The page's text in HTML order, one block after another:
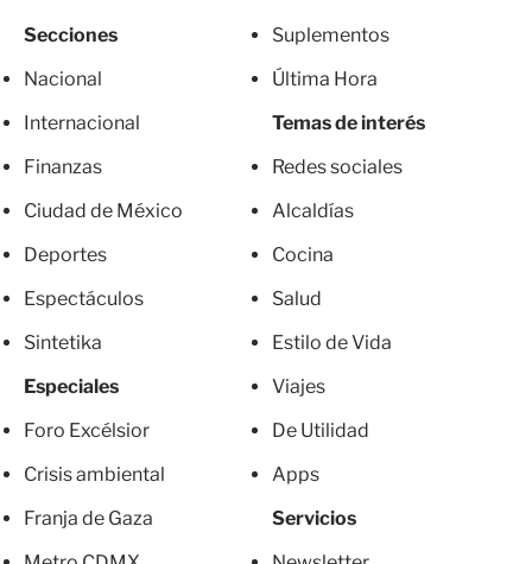
Secciones
Nacional
Internacional
Finanzas
Ciudad de México
Deportes
Espectáculos
Sintetika
Especiales
Foro Excélsior
Crisis ambiental
Franja de Gaza
Suplementos
Última Hora
Temas de interés
Redes sociales
Alcaldías
Cocina
Salud
Estilo de Vida
Viajes
De Utilidad
Apps
Servicios